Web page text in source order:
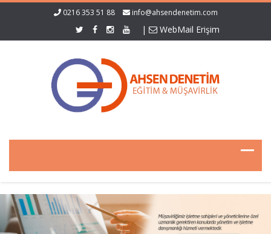
0216 353 51 88 info@ahsendenetim.com
| WebMail Erişim